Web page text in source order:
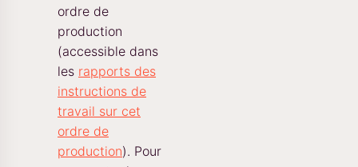
ordre de
production
(accessible dans
les rapports des
instructions de
travail sur cet
ordre de
production). Pour